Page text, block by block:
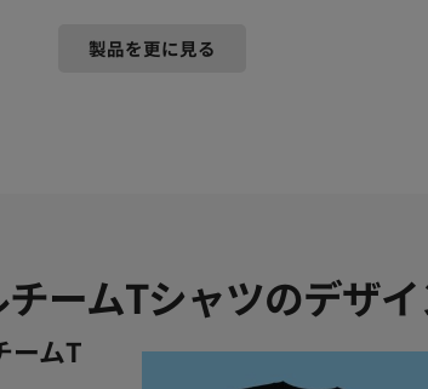
製品を更に見る
ームTシャツのデザ
ームT